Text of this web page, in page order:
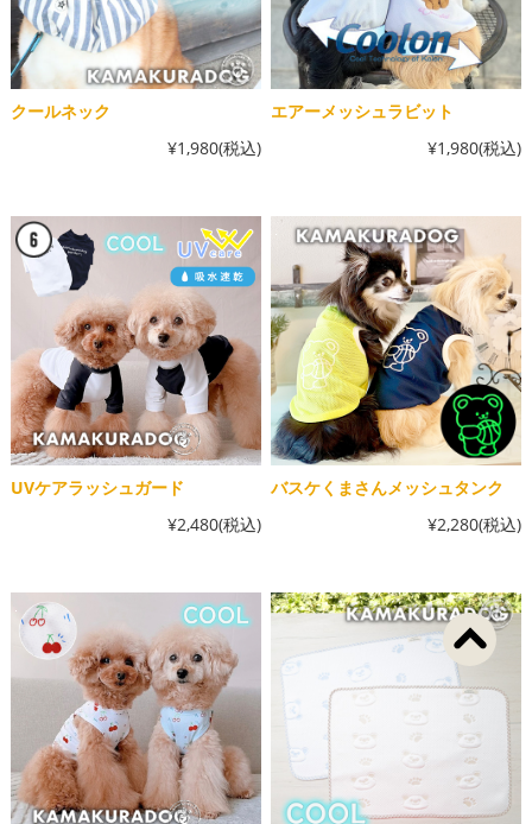
クールネック
¥1,980(税込)
エアーメッシュラビット
¥1,980(税込)
UVケアラッシュガード
¥2,480(税込)
バスケくまさんメッシュタンク
¥2,280(税込)